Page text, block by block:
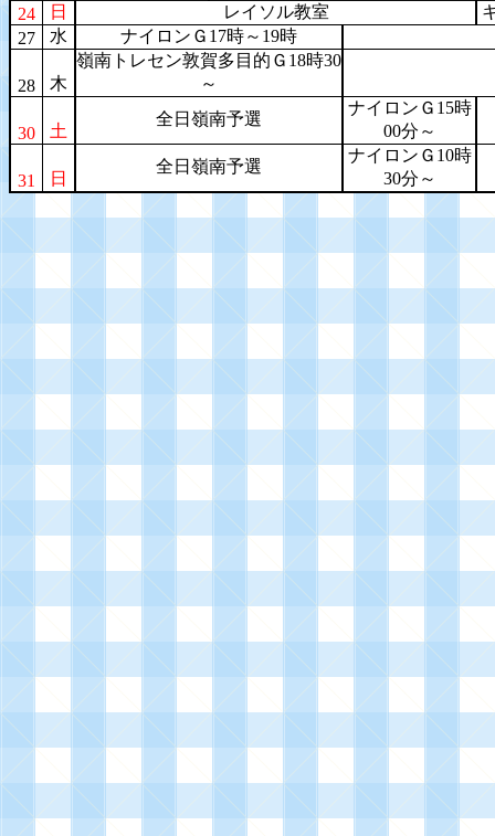
24
日 レイソル教室
27
水 ナイロンＧ17時～19時
28 木
嶺南トレセン敦賀多目的Ｇ18時30
～
30 土
全日嶺南予選
ナイロンＧ15時
00分～
31 日
全日嶺南予選
ナイロンＧ10時
30分～